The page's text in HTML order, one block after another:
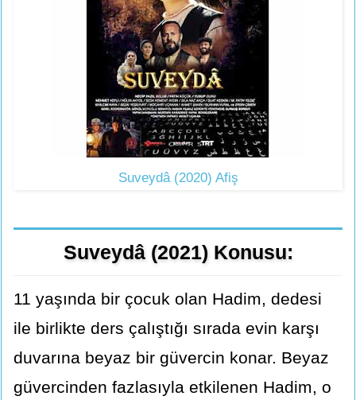
Suveydâ (2020) Afiş
Suveydâ (2021) Konusu:
11 yaşında bir çocuk olan Hadim, dedesi
ile birlikte ders çalıştığı sırada evin karşı
duvarına beyaz bir güvercin konar. Beyaz
güvercinden fazlasıyla etkilenen Hadim, o